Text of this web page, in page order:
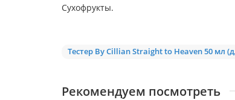
Сухофрукты.
Тестер By Cillian Straight to Heaven 50 мл
Рекомендуем посмотреть